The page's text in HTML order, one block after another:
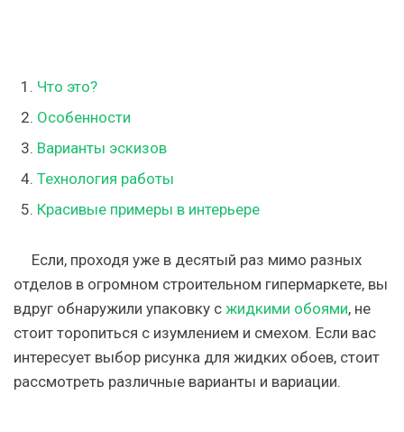
Что это?
Особенности
Варианты эскизов
Технология работы
Красивые примеры в интерьере
Если, проходя уже в десятый раз мимо разных
отделов в огромном строительном гипермаркете, вы
вдруг обнаружили упаковку с жидкими обоями, не
стоит торопиться с изумлением и смехом. Если вас
интересует выбор рисунка для жидких обоев, стоит
рассмотреть различные варианты и вариации.